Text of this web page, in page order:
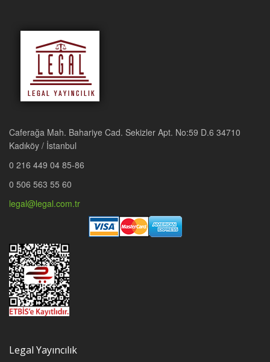
Caferağa Mah. Bahariye Cad. Sekizler Apt. No:59 D.6 34710
Kadıköy / İstanbul
0 216 449 04 85-86
0 506 563 55 60
legal@legal.com.tr
Legal Yayıncılık